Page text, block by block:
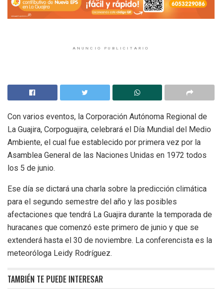
ANUNCIO PUBLICITARIO
Con varios eventos, la Corporación Autónoma Regional de
La Guajira, Corpoguajira, celebrará el Día Mundial del Medio
Ambiente, el cual fue establecido por primera vez por la
Asamblea General de las Naciones Unidas en 1972 todos
los 5 de junio.
Ese día se dictará una charla sobre la predicción climática
para el segundo semestre del año y las posibles
afectaciones que tendrá La Guajira durante la temporada de
huracanes que comenzó este primero de junio y que se
extenderá hasta el 30 de noviembre. La conferencista es la
meteoróloga Leidy Rodríguez.
TAMBIÉN TE PUEDE INTERESAR